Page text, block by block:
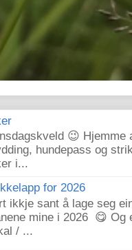
😉
hundepass og
i...
for 2026
ikkje sant å lage seg
mine i 2026 😋 Og
/ ...